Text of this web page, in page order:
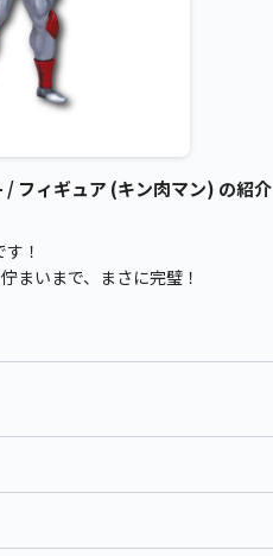
/ フィギュア (キン肉マン) の紹介
！
まいまで、まさに完璧！